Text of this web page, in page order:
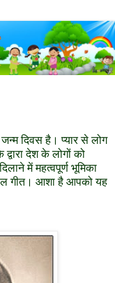
जन्म दिवस है। प्यार से लोग
देश के लोगों को
में महत्वपूर्ण भूमिका
गीत। आशा है आपको यह